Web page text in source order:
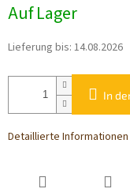
Auf Lager
Lieferung bis: 14.08.2026
In
Detaillierte Informationen